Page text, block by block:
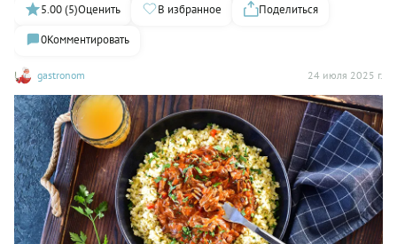
gastronom 24 июля 2025 г.
5.00 (5)Оценить В избранное
Поделиться
0Комментировать